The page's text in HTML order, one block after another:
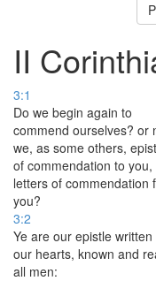
II
3:1
Do we begin again to
commend ourselves? or
we, as some others,
of commendation to you,
letters of commendation
you?
3:2
Ye are our epistle written
our hearts, known and
all men: